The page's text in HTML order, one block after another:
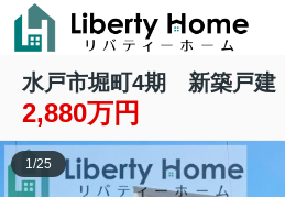
水戸市堀町4期 新築戸建
2,880万円
1/25